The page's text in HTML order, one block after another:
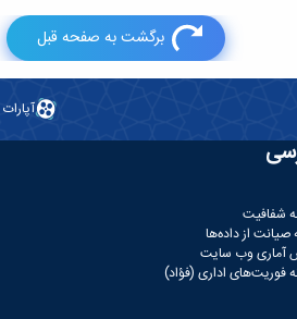
برگشت به صفحه قبل
آپارات
شفافیت
صیانت از داده‌ها
آماری وب‌ سایت
فوریت‌های اداری (فؤاد)